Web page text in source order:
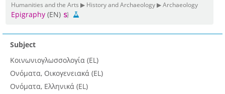
Humanities and the Arts ▶ History and Archaeology ▶ Archaeology
Epigraphy (EN)
Subject
Κοινωνιογλωσσολογία (EL)
Ονόματα, Οικογενειακά (EL)
Ονόματα, Ελληνικά (EL)